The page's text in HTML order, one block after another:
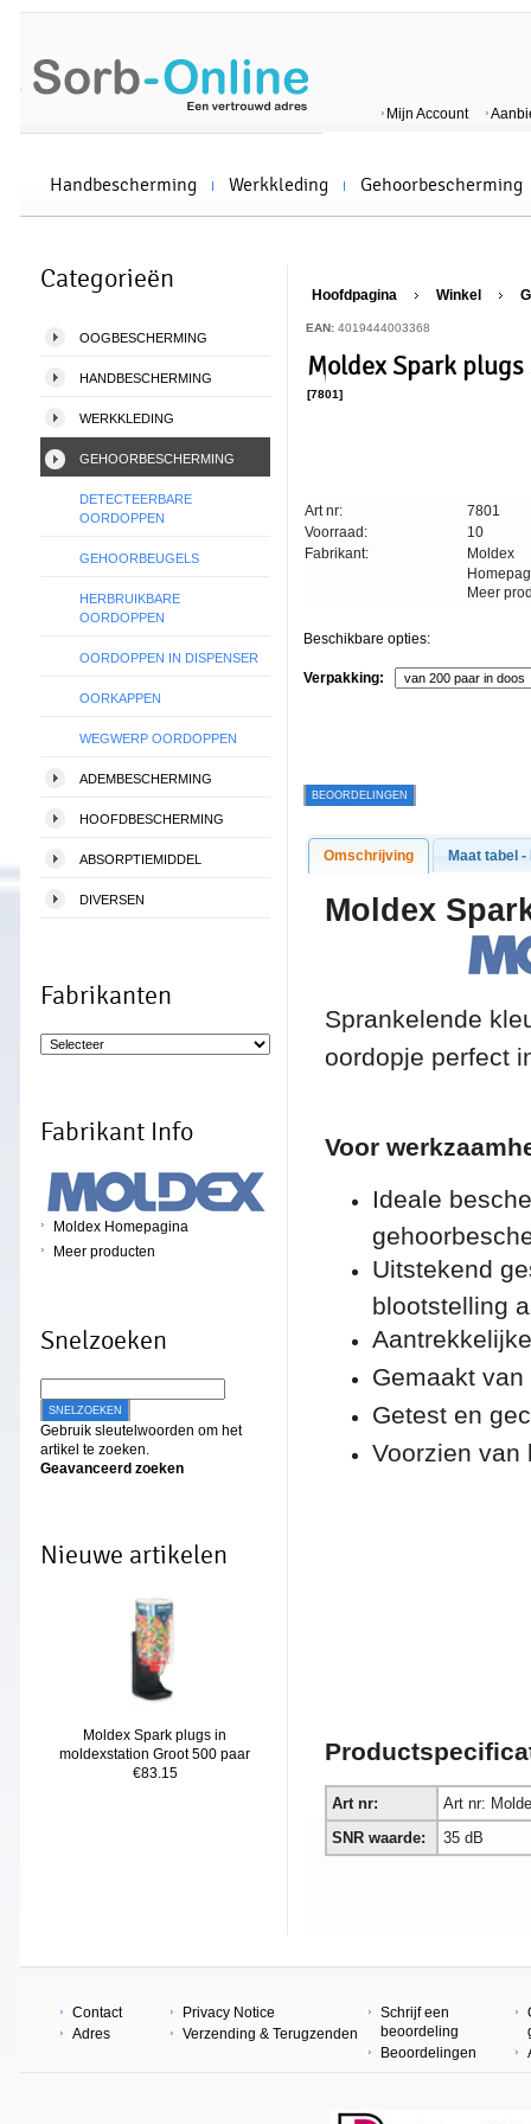
Mijn Account
Handbescherming Werkkleding Gehoorbescherming
Categorieën
OOGBESCHERMING
HANDBESCHERMING
WERKKLEDING
GEHOORBESCHERMING
DETECTEERBARE
OORDOPPEN
GEHOORBEUGELS
HERBRUIKBARE
OORDOPPEN
OORDOPPEN IN DISPENSER
OORKAPPEN
WEGWERP OORDOPPEN
ADEMBESCHERMING
HOOFDBESCHERMING
ABSORPTIEMIDDEL
DIVERSEN
Fabrikanten
Fabrikant Info
Moldex Homepagina
Meer producten
Snelzoeken
SNELZOEKEN
Gebruik sleutelwoorden om het
artikel te zoeken.
Geavanceerd zoeken
Nieuwe artikelen
Moldex Spark plugs in
moldexstation Groot 500 paar
€83.15
Hoofdpagina Winkel
EAN: 4019444003368
Moldex Spark
[7801]
Art nr:
Voorraad:
Fabrikant:
7801
10
Moldex
Meer
Beschikbare opties:
Verpakking:
BEOORDELINGEN
Omschrijving Maat tabel -
Sprankelende
oordopje perfect
Voor
Ideale
Uitstekend
blootstelling
Gemaakt
Getest en
Voorzien van
Art nr:
Art nr:
SNR waarde:
35 dB
Contact
Adres
Privacy Notice
Verzending & Terugzenden
Schrijf een
beoordeling
Beoordelingen